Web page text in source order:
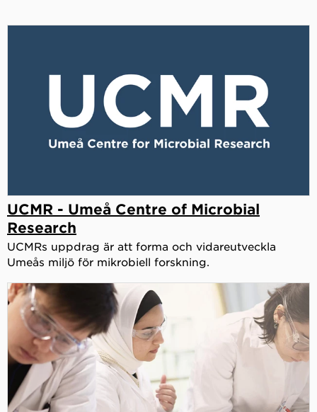
UCMR - Umeå Centre of Microbial
Research
UCMRs uppdrag är att forma och vidareutveckla
Umeås miljö för mikrobiell forskning.